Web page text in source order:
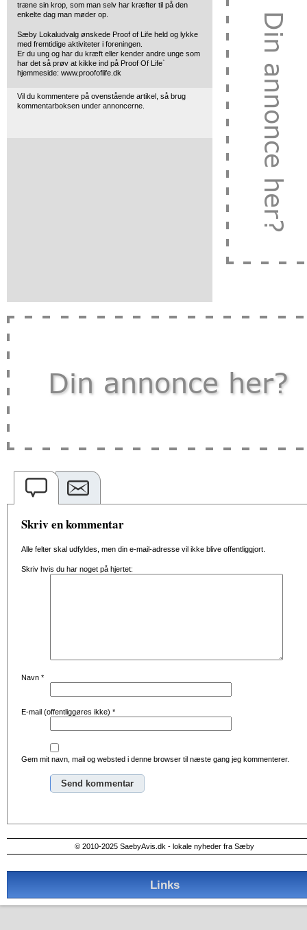
træne sin krop, som man selv har kræfter til på den
enkelte dag man møder op.
Sæby Lokaludvalg ønskede Proof of Life held og lykke
med fremtidige aktiviteter i foreningen.
Er du ung og har du kræft eller kender andre unge som
har det så prøv at kikke ind på Proof Of Life`
hjemmeside: www.proofoflife.dk
Vil du kommentere på ovenstående artikel, så brug
kommentarboksen under annoncerne.
Skriv en kommentar
Alle felter skal udfyldes, men din e-mail-adresse vil ikke blive offentliggjort.
Skriv hvis du har noget på hjertet:
Navn *
E-mail (offentliggøres ikke) *
Gem mit navn, mail og websted i denne browser til næste gang jeg kommenterer.
© 2010-2025 SaebyAvis.dk - lokale nyheder fra Sæby
Links